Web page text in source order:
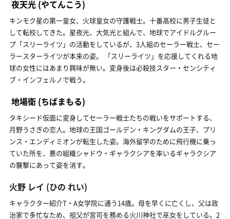
夜天光 (やてんこう)
キンモク星の第一皇女、火球皇女の守護戦士。十番高校に男子生徒と
して転校してきた。星夜光、大気光と組んで、地球でアイドルグルー
プ「スリーライツ」の活動をしているが、3人組のセーラー戦士、セー
ラースターライツが本来の姿。 「スリーライツ」を応援してくれる地
球の女性にはあまり興味が無い。変身後は必殺技スター・センシティ
ブ・インフェルノで戦う。
地場衛 (ちばまもる)
タキシード仮面に変身してセーラー戦士たちの戦いをサポートする、
月野うさぎの恋人。地球の王国ゴールデン・キングダムの王子、プリ
ンス・エンディミオンが転生した姿。海外留学のために飛行機に乗っ
ていた所を、悪の組織シャドウ・ギャラクシアを率いるギャラクシア
の襲撃にあって姿を消す。
火野 レイ (ひの れい)
キャラクター紹介T・A女学院に通う14歳。母を早くに亡くし、父は政
治家で多忙なため、祖父が宮司を務める火川神社で巫女をしている。2